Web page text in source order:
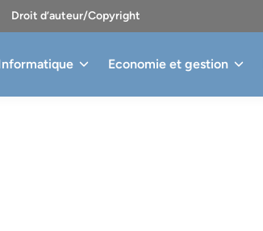
Droit d’auteur/Copyright
Economie et gestion